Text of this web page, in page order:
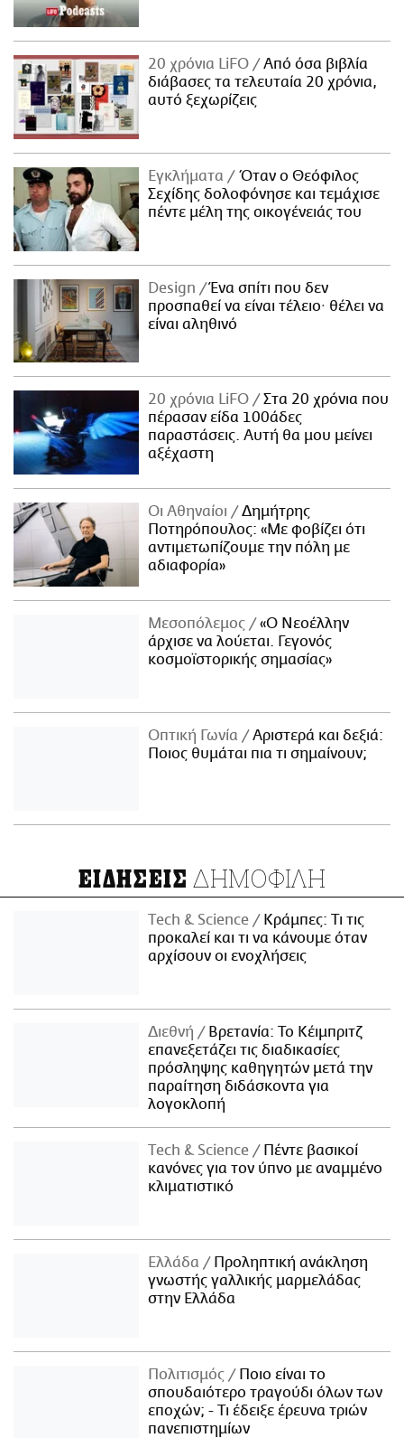
20 χρόνια LiFO
Από όσα βιβλία
διάβασες τα τελευταία 20 χρόνια,
αυτό ξεχωρίζεις
Εγκλήματα
Όταν ο Θεόφιλος
Σεχίδης δολοφόνησε και τεμάχισε
πέντε μέλη της οικογένειάς του
Design
Ένα σπίτι που δεν
προσπαθεί να είναι τέλειο· θέλει να
είναι αληθινό
20 χρόνια LiFO
Στα 20 χρόνια που
πέρασαν είδα 100άδες
παραστάσεις. Αυτή θα μου μείνει
αξέχαστη
Οι Αθηναίοι
Δημήτρης
Ποτηρόπουλος: «Με φοβίζει ότι
αντιμετωπίζουμε την πόλη με
αδιαφορία»
Μεσοπόλεμος
«Ο Νεοέλλην
άρχισε να λούεται. Γεγονός
κοσμοϊστορικής σημασίας»
Οπτική Γωνία
Αριστερά και δεξιά:
Ποιος θυμάται πια τι σημαίνουν;
ΕΙΔΗΣΕΙΣ ΔΗΜΟΦΙΛΗ
Τech & Science
Κράμπες: Τι τις
προκαλεί και τι να κάνουμε όταν
αρχίσουν οι ενοχλήσεις
Διεθνή
Βρετανία: Το Κέιμπριτζ
επανεξετάζει τις διαδικασίες
πρόσληψης καθηγητών μετά την
παραίτηση διδάσκοντα για
λογοκλοπή
Τech & Science
Πέντε βασικοί
κανόνες για τον ύπνο με αναμμένο
κλιματιστικό
Ελλάδα
Προληπτική ανάκληση
γνωστής γαλλικής μαρμελάδας
στην Ελλάδα
Πολιτισμός
Ποιο είναι το
σπουδαιότερο τραγούδι όλων των
εποχών; - Τι έδειξε έρευνα τριών
πανεπιστημίων